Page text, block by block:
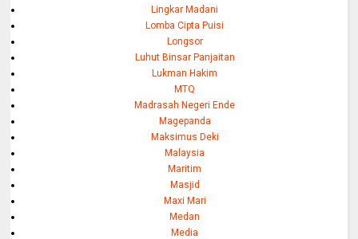
Lingkar Madani
Lomba Cipta Puisi
Longsor
Luhut Binsar Panjaitan
Lukman Hakim
MTQ
Madrasah Negeri Ende
Magepanda
Maksimus Deki
Malaysia
Maritim
Masjid
Maxi Mari
Medan
Media